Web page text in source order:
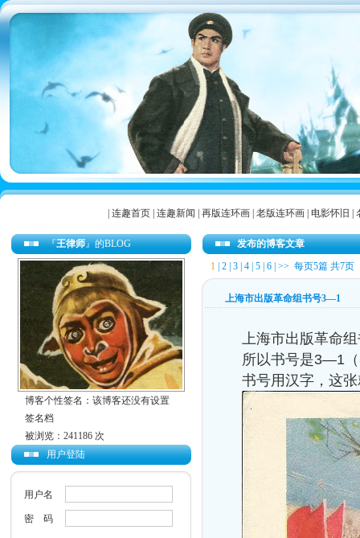
连趣首页| 连趣新闻 再版连环画| 老版连环画| 电影怀旧
『王律师』的BLOG
博客个性签名：该博客还没有设置
签名档
被浏览：241186 次
用户登陆
用户名
密 码
发布的博客文章
1| 2| 3| 4| 5| 6| >> 每页5篇 共7页
上海市出版革命组书号3—1
上海市出版革命
所以书号是3—1
书号用汉字，这